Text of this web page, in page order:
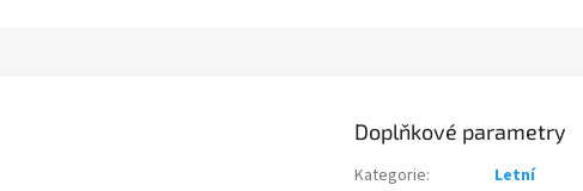
Doplňkové parametry
Kategorie:
Letní